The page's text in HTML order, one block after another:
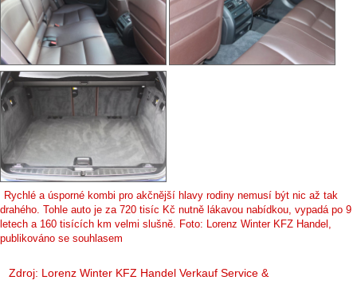
Rychlé a úsporné kombi pro akčnější hlavy rodiny nemusí být nic až tak
drahého. Tohle auto je za 720 tisíc Kč nutně lákavou nabídkou, vypadá po 9
letech a 160 tisících km velmi slušně. Foto: Lorenz Winter KFZ Handel,
publikováno se souhlasem
Zdroj: Lorenz Winter KFZ Handel Verkauf Service &